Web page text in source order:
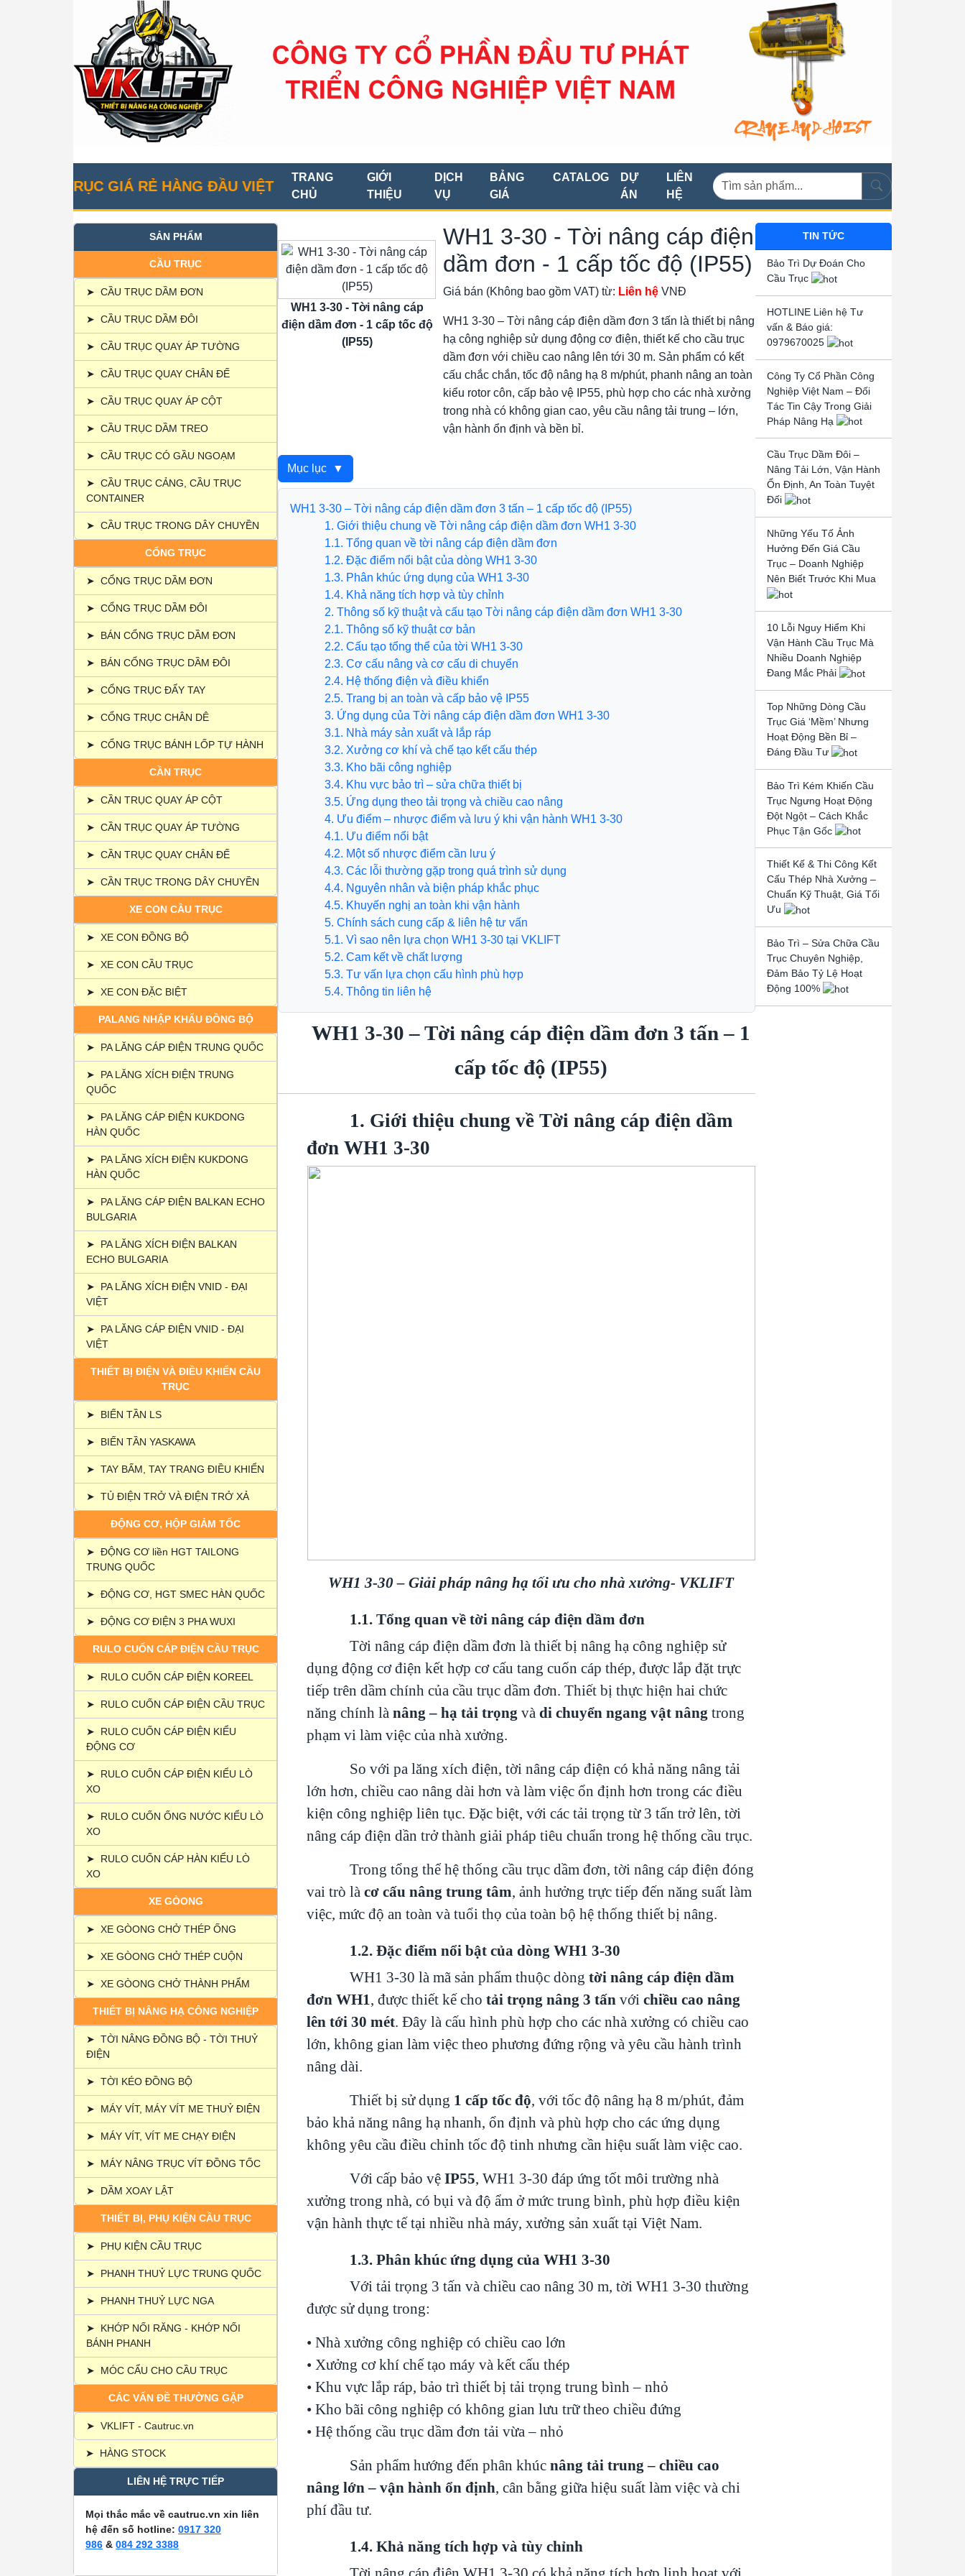
TRỤC GIÁ RẺ HÀNG ĐẦU VIỆT NAM
TRANG
CHỦ
GIỚI
THIỆU
DỊCH
VỤ
BẢNG
GIÁ
CATALOG
DỰ
ÁN
LIÊN
HỆ
SẢN PHẨM
CẦU TRỤC
➤ CẦU TRỤC DẦM ĐƠN
➤ CẦU TRỤC DẦM ĐÔI
➤ CẦU TRỤC QUAY ÁP TƯỜNG
➤ CẦU TRỤC QUAY CHÂN ĐẾ
➤ CẦU TRỤC QUAY ÁP CỘT
➤ CẦU TRỤC DẦM TREO
➤ CẦU TRỤC CÓ GẦU NGOẠM
➤ CẦU TRỤC CẢNG, CẦU TRỤC
CONTAINER
➤ CẦU TRỤC TRONG DÂY CHUYỀN
CỔNG TRỤC
➤ CỔNG TRỤC DẦM ĐƠN
➤ CỔNG TRỤC DẦM ĐÔI
➤ BÁN CỔNG TRỤC DẦM ĐƠN
➤ BÁN CỔNG TRỤC DẦM ĐÔI
➤ CỔNG TRỤC ĐẨY TAY
➤ CỔNG TRỤC CHÂN DÊ
➤ CỔNG TRỤC BÁNH LỐP TỰ HÀNH
CẦN TRỤC
➤ CẦN TRỤC QUAY ÁP CỘT
➤ CẦN TRỤC QUAY ÁP TƯỜNG
➤ CẦN TRỤC QUAY CHÂN ĐẾ
➤ CẦN TRỤC TRONG DÂY CHUYỀN
XE CON CẦU TRỤC
➤ XE CON ĐỒNG BỘ
➤ XE CON CẦU TRỤC
➤ XE CON ĐẶC BIỆT
PALANG NHẬP KHẨU ĐỒNG BỘ
➤ PA LĂNG CÁP ĐIỆN TRUNG QUỐC
➤
PA LĂNG XÍCH ĐIỆN TRUNG
QUỐC
➤
PA LĂNG CÁP ĐIỆN KUKDONG
HÀN QUỐC
➤
PA LĂNG XÍCH ĐIỆN KUKDONG
HÀN QUỐC
➤
PA LĂNG CÁP ĐIỆN BALKAN ECHO
BULGARIA
➤
PA LĂNG XÍCH ĐIỆN BALKAN
ECHO BULGARIA
➤
PA LĂNG XÍCH ĐIỆN VNID - ĐẠI
VIỆT
➤
PA LĂNG CÁP ĐIỆN VNID - ĐẠI
VIỆT
THIẾT BỊ ĐIỆN VÀ ĐIỀU KHIỂN CẦU
TRỤC
➤ BIẾN TẦN LS
➤ BIẾN TẦN YASKAWA
➤ TAY BẤM, TAY TRANG ĐIỀU KHIỂN
➤ TỦ ĐIỆN TRỞ VÀ ĐIỆN TRỞ XẢ
ĐỘNG CƠ, HỘP GIẢM TỐC
➤ ĐỘNG CƠ liền HGT TAILONG
TRUNG QUỐC
➤ ĐỘNG CƠ, HGT SMEC HÀN QUỐC
➤ ĐỘNG CƠ ĐIỆN 3 PHA WUXI
RULO CUỐN CÁP ĐIỆN CẦU TRỤC
➤ RULO CUỐN CÁP ĐIỆN KOREEL
➤ RULO CUỐN CÁP ĐIỆN CẦU TRỤC
➤
RULO CUỐN CÁP ĐIỆN KIỂU
ĐỘNG CƠ
➤
RULO CUỐN CÁP ĐIỆN KIỂU LÒ
XO
➤
RULO CUỐN ỐNG NƯỚC KIỂU LÒ
XO
➤
RULO CUỐN CÁP HÀN KIỂU LÒ
XO
XE GÒONG
➤ XE GÒONG CHỞ THÉP ỐNG
➤ XE GÒONG CHỞ THÉP CUỘN
➤ XE GÒONG CHỞ THÀNH PHẨM
THIẾT BỊ NÂNG HẠ CÔNG NGHIỆP
➤ TỜI NÂNG ĐỒNG BỘ - TỜI THUỶ
ĐIỆN
➤ TỜI KÉO ĐỒNG BỘ
➤ MÁY VÍT, MÁY VÍT ME THUỶ ĐIỆN
➤ MÁY VÍT, VÍT ME CHẠY ĐIỆN
➤ MÁY NÂNG TRỤC VÍT ĐỒNG TỐC
➤ DẦM XOAY LẬT
THIẾT BỊ, PHỤ KIỆN CẦU TRỤC
➤ PHỤ KIỆN CẦU TRỤC
➤ PHANH THUỶ LỰC TRUNG QUỐC
➤ PHANH THUỶ LỰC NGA
➤
KHỚP NỐI RĂNG - KHỚP NỐI
BÁNH PHANH
➤ MÓC CẨU CHO CẦU TRỤC
CÁC VẤN ĐỀ THƯỜNG GẶP
➤ VKLIFT - Cautruc.vn
➤ HÀNG STOCK
LIÊN HỆ TRỰC TIẾP
Mọi thắc mắc về cautruc.vn xin liên
hệ đến số hotline: 0917 320
986 & 084 292 3388
WH1 3-30 - Tời nâng cáp
điện dầm đơn - 1 cấp tốc độ
(IP55)
WH1 3-30 - Tời nâng cáp điện
dầm đơn - 1 cấp tốc độ (IP55)
Giá bán (Không bao gồm VAT) từ: Liên hệ VNĐ
WH1 3-30 – Tời nâng cáp điện dầm đơn 3 tấn là thiết bị nâng
hạ công nghiệp sử dụng động cơ điện, thiết kế cho cầu trục
dầm đơn với chiều cao nâng lên tới 30 m. Sản phẩm có kết
cấu chắc chắn, tốc độ nâng hạ 8 m/phút, phanh nâng an toàn
kiểu rotor côn, cấp bảo vệ IP55, phù hợp cho các nhà xưởng
trong nhà có không gian cao, yêu cầu nâng tải trung – lớn,
vận hành ổn định và bền bỉ.
Mục lục ▼
WH1 3-30 – Tời nâng cáp điện dầm đơn 3 tấn – 1 cấp tốc độ (IP55)
1. Giới thiệu chung về Tời nâng cáp điện dầm đơn WH1 3-30
1.1. Tổng quan về tời nâng cáp điện dầm đơn
1.2. Đặc điểm nổi bật của dòng WH1 3-30
1.3. Phân khúc ứng dụng của WH1 3-30
​​​​​​​1.4. Khả năng tích hợp và tùy chỉnh
2. Thông số kỹ thuật và cấu tạo Tời nâng cáp điện dầm đơn WH1 3-30
2.1. Thông số kỹ thuật cơ bản
​​​​​​​2.2. Cấu tạo tổng thể của tời WH1 3-30
2.3. Cơ cấu nâng và cơ cấu di chuyển
2.4. Hệ thống điện và điều khiển
2.5. Trang bị an toàn và cấp bảo vệ IP55
3. Ứng dụng của Tời nâng cáp điện dầm đơn WH1 3-30
3.1. Nhà máy sản xuất và lắp ráp
3.2. Xưởng cơ khí và chế tạo kết cấu thép
3.3. Kho bãi công nghiệp
3.4. Khu vực bảo trì – sửa chữa thiết bị
3.5. Ứng dụng theo tải trọng và chiều cao nâng
4. Ưu điểm – nhược điểm và lưu ý khi vận hành WH1 3-30
4.1. Ưu điểm nổi bật
4.2. Một số nhược điểm cần lưu ý
​​​​​​​4.3. Các lỗi thường gặp trong quá trình sử dụng
​​​​​​​4.4. Nguyên nhân và biện pháp khắc phục
​​​​​​​4.5. Khuyến nghị an toàn khi vận hành
5. Chính sách cung cấp & liên hệ tư vấn
5.1. Vì sao nên lựa chọn WH1 3-30 tại VKLIFT
5.2. Cam kết về chất lượng
5.3. Tư vấn lựa chọn cấu hình phù hợp
5.4. Thông tin liên hệ
WH1 3-30 – Tời nâng cáp điện dầm đơn 3 tấn – 1
cấp tốc độ (IP55)
1. Giới thiệu chung về Tời nâng cáp điện dầm
đơn WH1 3-30
WH1 3-30 – Giải pháp nâng hạ tối ưu cho nhà xưởng- VKLIFT
1.1. Tổng quan về tời nâng cáp điện dầm đơn
Tời nâng cáp điện dầm đơn là thiết bị nâng hạ công nghiệp sử
dụng động cơ điện kết hợp cơ cấu tang cuốn cáp thép, được lắp đặt trực
tiếp trên dầm chính của cầu trục dầm đơn. Thiết bị thực hiện hai chức
năng chính là nâng – hạ tải trọng và di chuyển ngang vật nâng trong
phạm vi làm việc của nhà xưởng.
So với pa lăng xích điện, tời nâng cáp điện có khả năng nâng tải
lớn hơn, chiều cao nâng dài hơn và làm việc ổn định hơn trong các điều
kiện công nghiệp liên tục. Đặc biệt, với các tải trọng từ 3 tấn trở lên, tời
nâng cáp điện dần trở thành giải pháp tiêu chuẩn trong hệ thống cầu trục.
Trong tổng thể hệ thống cầu trục dầm đơn, tời nâng cáp điện đóng
vai trò là cơ cấu nâng trung tâm, ảnh hưởng trực tiếp đến năng suất làm
việc, mức độ an toàn và tuổi thọ của toàn bộ hệ thống thiết bị nâng.
1.2. Đặc điểm nổi bật của dòng WH1 3-30
WH1 3-30 là mã sản phẩm thuộc dòng tời nâng cáp điện dầm
đơn WH1, được thiết kế cho tải trọng nâng 3 tấn với chiều cao nâng
lên tới 30 mét. Đây là cấu hình phù hợp cho các nhà xưởng có chiều cao
lớn, không gian làm việc theo phương đứng rộng và yêu cầu hành trình
nâng dài.
Thiết bị sử dụng 1 cấp tốc độ, với tốc độ nâng hạ 8 m/phút, đảm
bảo khả năng nâng hạ nhanh, ổn định và phù hợp cho các ứng dụng
không yêu cầu điều chỉnh tốc độ tinh nhưng cần hiệu suất làm việc cao.
Với cấp bảo vệ IP55, WH1 3-30 đáp ứng tốt môi trường nhà
xưởng trong nhà, có bụi và độ ẩm ở mức trung bình, phù hợp điều kiện
vận hành thực tế tại nhiều nhà máy, xưởng sản xuất tại Việt Nam.
1.3. Phân khúc ứng dụng của WH1 3-30
Với tải trọng 3 tấn và chiều cao nâng 30 m, tời WH1 3-30 thường
được sử dụng trong:
• Nhà xưởng công nghiệp có chiều cao lớn
• Xưởng cơ khí chế tạo máy và kết cấu thép
• Khu vực lắp ráp, bảo trì thiết bị tải trọng trung bình – nhỏ
• Kho bãi công nghiệp có không gian lưu trữ theo chiều đứng
• Hệ thống cầu trục dầm đơn tải vừa – nhỏ
Sản phẩm hướng đến phân khúc nâng tải trung – chiều cao
nâng lớn – vận hành ổn định, cân bằng giữa hiệu suất làm việc và chi
phí đầu tư.
​​​​​​​1.4. Khả năng tích hợp và tùy chỉnh
TIN TỨC
Bảo Trì Dự Đoán Cho
Cầu Trục
HOTLINE Liên hệ Tư
vấn & Báo giá:
0979670025
Công Ty Cổ Phần Công
Nghiệp Việt Nam – Đối
Tác Tin Cậy Trong Giải
Pháp Nâng Hạ
Cầu Trục Dầm Đôi –
Nâng Tải Lớn, Vận Hành
Ổn Định, An Toàn Tuyệt
Đối
Những Yếu Tố Ảnh
Hưởng Đến Giá Cầu
Trục – Doanh Nghiệp
Nên Biết Trước Khi Mua
10 Lỗi Nguy Hiểm Khi
Vận Hành Cầu Trục Mà
Nhiều Doanh Nghiệp
Đang Mắc Phải
Top Những Dòng Cầu
Trục Giá ‘Mềm’ Nhưng
Hoạt Động Bền Bỉ –
Đáng Đầu Tư
Bảo Trì Kém Khiến Cầu
Trục Ngưng Hoạt Động
Đột Ngột – Cách Khắc
Phục Tận Gốc
Thiết Kế & Thi Công Kết
Cấu Thép Nhà Xưởng –
Chuẩn Kỹ Thuật, Giá Tối
Ưu
Bảo Trì – Sửa Chữa Cầu
Trục Chuyên Nghiệp,
Đảm Bảo Tỷ Lệ Hoạt
Động 100%